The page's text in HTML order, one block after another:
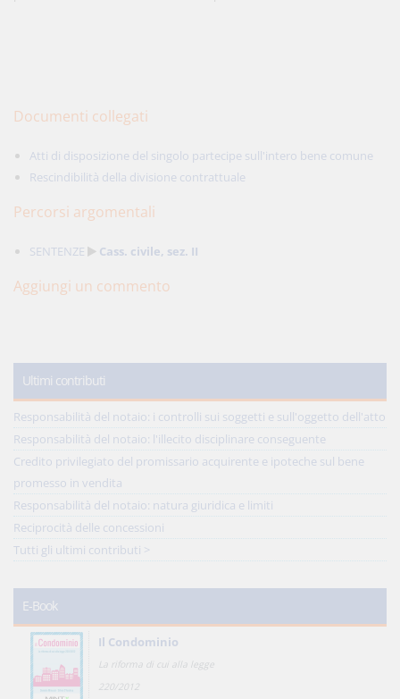
Documenti collegati
Atti di disposizione del singolo partecipe sull'intero bene comune
Rescindibilità della divisione contrattuale
Percorsi argomentali
SENTENZE Cass. civile, sez. II
Aggiungi un commento
Ultimi contributi
Responsabilità del notaio: i controlli sui soggetti e sull'oggetto dell'atto
Responsabilità del notaio: l'illecito disciplinare conseguente
Credito privilegiato del promissario acquirente e ipoteche sul bene
promesso in vendita
Responsabilità del notaio: natura giuridica e limiti
Reciprocità delle concessioni
Tutti gli ultimi contributi >
E-Book
Il Condominio
La riforma di cui alla legge
220/2012